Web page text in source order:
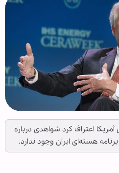
اعتراف کرد شواهدی درباره
هسته‌ای ایران وجود ندارد.